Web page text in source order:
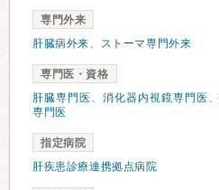
専門外来
肝臓病外来、 ストーマ専門外来
専門医・資格
肝臓専門医 、 消化器内視鏡専門医 、
専門医
指定病院
肝疾患診療連携拠点病院